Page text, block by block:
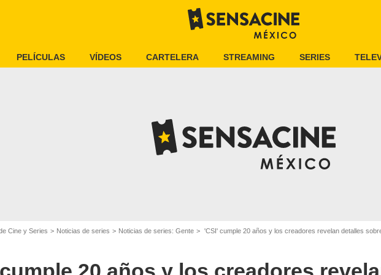
PELÍCULAS VÍDEOS CARTELERA STREAMING SERIES
Cine y Series Noticias de series Noticias de series: Gente 'CSI' cumple 20 años y los creadores revelan detalles